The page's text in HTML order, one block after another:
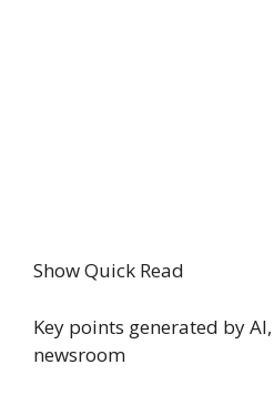
Show Quick Read
Key points generated by
newsroom